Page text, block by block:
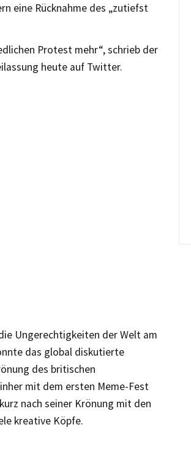
eine Rücknahme des „zutiefst
Protest mehr“, schrieb der
heute auf Twitter.
Ungerechtigkeiten der Welt am
das global diskutierte
des britischen
mit dem ersten Meme-Fest
nach seiner Krönung mit den
kreative Köpfe.